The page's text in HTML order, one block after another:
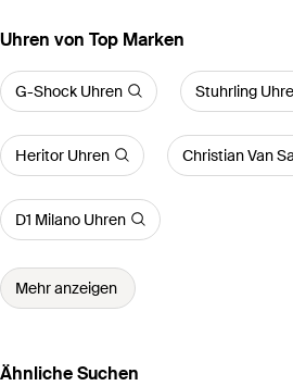
Uhren von Top Marken
G-Shock Uhren Stuhrling
Heritor Uhren Christian Van
D1 Milano Uhren
Mehr anzeigen
Ähnliche Suchen